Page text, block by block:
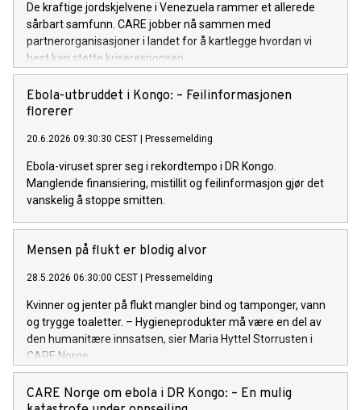
De kraftige jordskjelvene i Venezuela rammer et allerede
sårbart samfunn. CARE jobber nå sammen med
partnerorganisasjoner i landet for å kartlegge hvordan vi
best kan støtte kriseresponsen.
Ebola-utbruddet i Kongo: – Feilinformasjonen
florerer
20.6.2026 09:30:30 CEST Pressemelding
Ebola-viruset sprer seg i rekordtempo i DR Kongo.
Manglende finansiering, mistillit og feilinformasjon gjør det
vanskelig å stoppe smitten.
Mensen på flukt er blodig alvor
28.5.2026 06:30:00 CEST Pressemelding
Kvinner og jenter på flukt mangler bind og tamponger, vann
og trygge toaletter. – Hygieneprodukter må være en del av
den humanitære innsatsen, sier Maria Hyttel Storrusten i
CARE Norge.
CARE Norge om ebola i DR Kongo: – En mulig